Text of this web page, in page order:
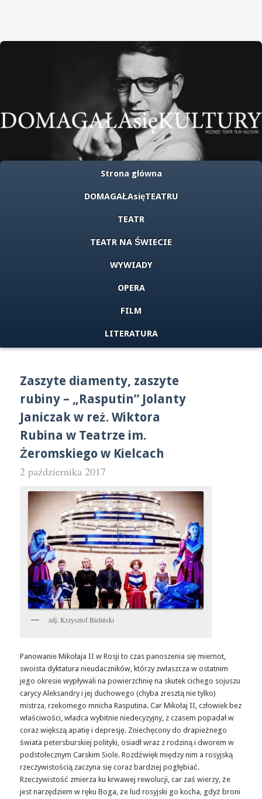
Strona główna
DOMAGAŁAsięTEATRU
TEATR
TEATR NA ŚWIECIE
WYWIADY
OPERA
FILM
LITERATURA
Zaszyte diamenty, zaszyte
rubiny – „Rasputin” Jolanty
Janiczak w reż. Wiktora
Rubina w Teatrze im.
Żeromskiego w Kielcach
2 października 2017
zdj. Krzysztof Bieliński
Panowanie Mikołaja II w Rosji to czas panoszenia się miernot,
swoista dyktatura nieudaczników, którzy zwłaszcza w ostatnim
jego okresie wypływali na powierzchnię na skutek cichego sojuszu
carycy Aleksandry i jej duchowego (chyba zresztą nie tylko)
mistrza, rzekomego mnicha Rasputina. Car Mikołaj II, człowiek bez
właściwości, władca wybitnie niedecyzyjny, z czasem popadał w
coraz większą apatię i depresję. Zniechęcony do drapieżnego
świata petersburskiej polityki, osiadł wraz z rodziną i dworem w
podstołecznym Carskim Siole. Rozdźwięk między nim a rosyjską
rzeczywistością zaczyna się coraz bardziej pogłębiać.
Rzeczywistość zmierza ku krwawej rewolucji, car zaś wierzy, że
jest narzędziem w ręku Boga, że lud rosyjski go kocha, gdyż broni